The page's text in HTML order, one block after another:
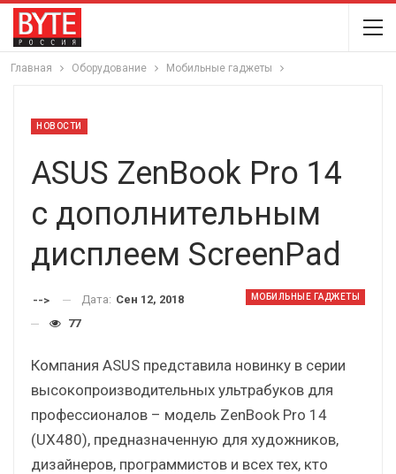
Главная Оборудование Мобильные гаджеты
НОВОСТИ
ASUS ZenBook Pro 14
с дополнительным
дисплеем ScreenPad
МОБИЛЬНЫЕ ГАДЖЕТЫ
--> Дата: Сен 12, 2018
77
Компания ASUS представила новинку в серии
высокопроизводительных ультрабуков для
профессионалов – модель ZenBook Pro 14
(UX480), предназначенную для художников,
дизайнеров, программистов и всех тех, кто